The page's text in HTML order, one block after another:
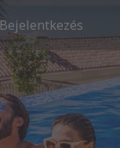
Bejelentkezés